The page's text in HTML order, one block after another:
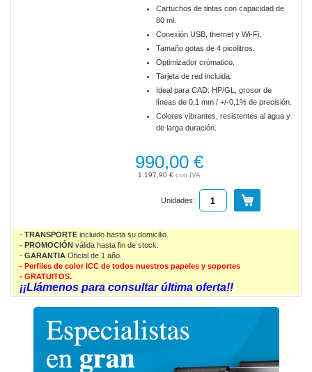
Cartuchos de tintas con capacidad de
80 ml.
Conexión USB, thernet y Wi-Fi,
Tamaño gotas de 4 picolitros.
Optimizador crómatico.
Tarjeta de red incluida.
Ideal para CAD: HP/GL, grosor de
líneas de 0,1 mm / +/-0,1% de precisión.
Colores vibrantes, resistentes al agua y
de larga duración.
1.197,90 €
990,00 €
Unidades:
- TRANSPORTE incluido hasta su domicilio.
- PROMOCIÓN válida hasta fin de stock.
- GARANTIA Oficial de 1 año.
- Perfiles de color ICC de todos nuestros papeles y soportes
- GRATUITOS.
¡¡Llámenos para consultar última oferta!!